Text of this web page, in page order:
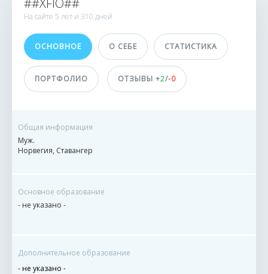
1 заказ
0 сделок
Принимает оплату
не указано
##ХFIO##
На сайте 5 лет и 310 дней
ОСНОВНОЕ О СЕБЕ СТАТИСТИКА
ПОРТФОЛИО ОТЗЫВЫ +2/-0
Общая информация
Муж.
Норвегия, Ставангер
Основное образование
- не указано -
Дополнительное образование
- не указано -